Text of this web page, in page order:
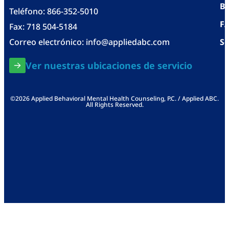
Teléfono:866-352-5010
Fax: 718 504-5184
Correo electrónico: info@appliedabc.com
Ver nuestras ubicaciones de servicio
©2026 Applied Behavioral Mental Health Counseling, P.C. / Applied ABC.
All Rights Reserved.